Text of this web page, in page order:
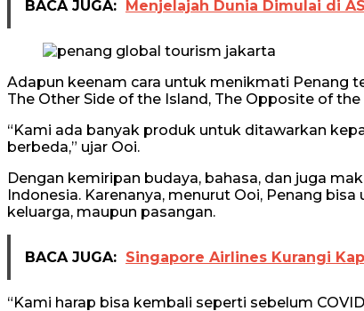
BACA JUGA: Menjelajah Dunia Dimulai di
Adapun keenam cara untuk menikmati Penang
The Other Side of the Island, The Opposite of
“Kami ada banyak produk untuk ditawarkan
berbeda,” ujar Ooi.
Dengan kemiripan budaya, bahasa, dan juga
Indonesia. Karenanya, menurut Ooi, Penang
keluarga, maupun pasangan.
BACA JUGA: Singapore Airlines Kurangi
“Kami harap bisa kembali seperti sebelum